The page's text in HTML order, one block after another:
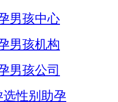
男孩中心
男孩机构
男孩公司
选性别助孕